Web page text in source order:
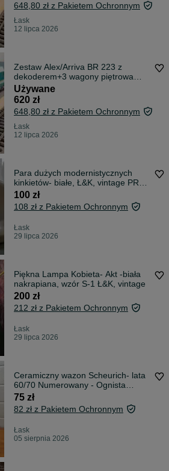
648,80 zł z Pakietem Ochronnym
Łask
12 lipca 2026
Zestaw Alex/Arriva BR 223 z
dekoderem+3 wagony piętrowa
Piko H0.
Używane
620 zł
648,80 zł z Pakietem Ochronnym
Łask
12 lipca 2026
Para dużych modernistycznych
kinkietów- białe, Ł&K, vintage PRL-
bez kloszy
100 zł
108 zł z Pakietem Ochronnym
Łask
29 lipca 2026
Piękna Lampa Kobieta- Akt -biała
nakrapiana, wzór S-1 Ł&K, vintage
200 zł
212 zł z Pakietem Ochronnym
Łask
29 lipca 2026
Ceramiczny wazon Scheurich- lata
60/70 Numerowany - Ognista
czerwień Q
75 zł
82 zł z Pakietem Ochronnym
Łask
05 sierpnia 2026